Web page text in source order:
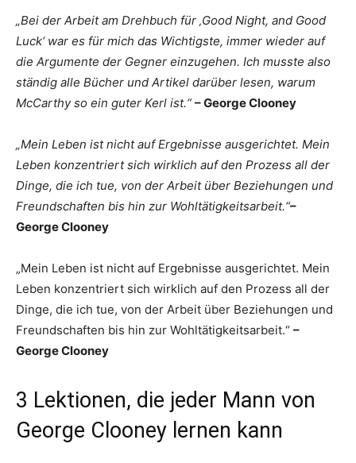
„Bei der Arbeit am Drehbuch für ‚Good Night, and Good
Luck‘ war es für mich das Wichtigste, immer wieder auf
die Argumente der Gegner einzugehen. Ich musste also
ständig alle Bücher und Artikel darüber lesen, warum
McCarthy so ein guter Kerl ist.“ – George Clooney
„Mein Leben ist nicht auf Ergebnisse ausgerichtet. Mein
Leben konzentriert sich wirklich auf den Prozess all der
Dinge, die ich tue, von der Arbeit über Beziehungen und
Freundschaften bis hin zur Wohltätigkeitsarbeit.“–
George Clooney
„Mein Leben ist nicht auf Ergebnisse ausgerichtet. Mein
Leben konzentriert sich wirklich auf den Prozess all der
Dinge, die ich tue, von der Arbeit über Beziehungen und
Freundschaften bis hin zur Wohltätigkeitsarbeit.“ –
George Clooney
3 Lektionen, die jeder Mann von
George Clooney lernen kann